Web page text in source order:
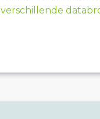
verschillende